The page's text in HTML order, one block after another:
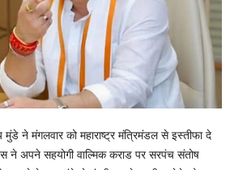
मुंडे ने मंगलवार को महाराष्ट्र मंत्रिमंडल से इस्तीफा दे
ने अपने सहयोगी वाल्मिक कराड पर सरपंच संतोष